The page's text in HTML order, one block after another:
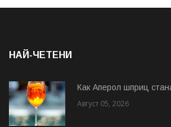
НАЙ-ЧЕТЕНИ
Как Аперол шприц
Август 05, 2026